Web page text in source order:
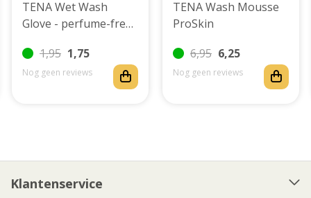
TENA Wet Wash
Glove - perfume-free
1,95 1,75
Nog geen reviews
TENA Wash Mousse
ProSkin
6,95 6,25
Nog geen reviews
Klantenservice